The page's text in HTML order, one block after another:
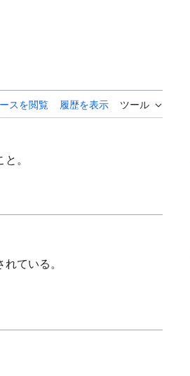
スを閲覧 履歴を表示 ツール
。
ている。